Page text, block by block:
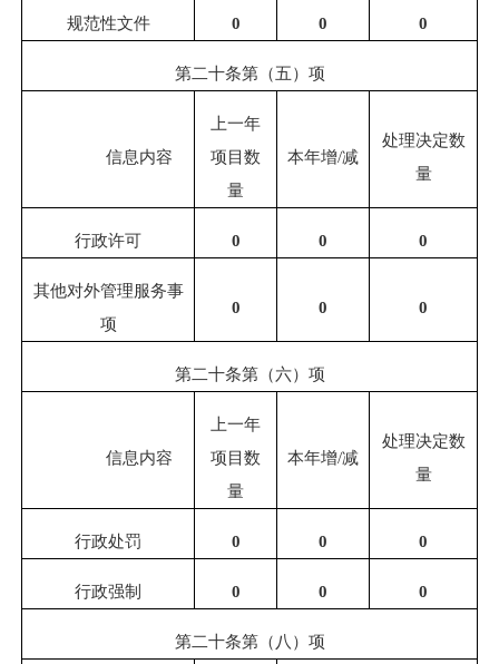
规范性文件 0 0 0
第二十条第（五）项
信息内容
上一年
项目数
量
本年增/减
处理决定数
量
行政许可 0 0 0
其他对外管理服务事
项
0 0 0
第二十条第（六）项
信息内容
上一年
项目数
量
本年增/减
处理决定数
量
行政处罚 0 0 0
行政强制 0 0 0
第二十条第（八）项